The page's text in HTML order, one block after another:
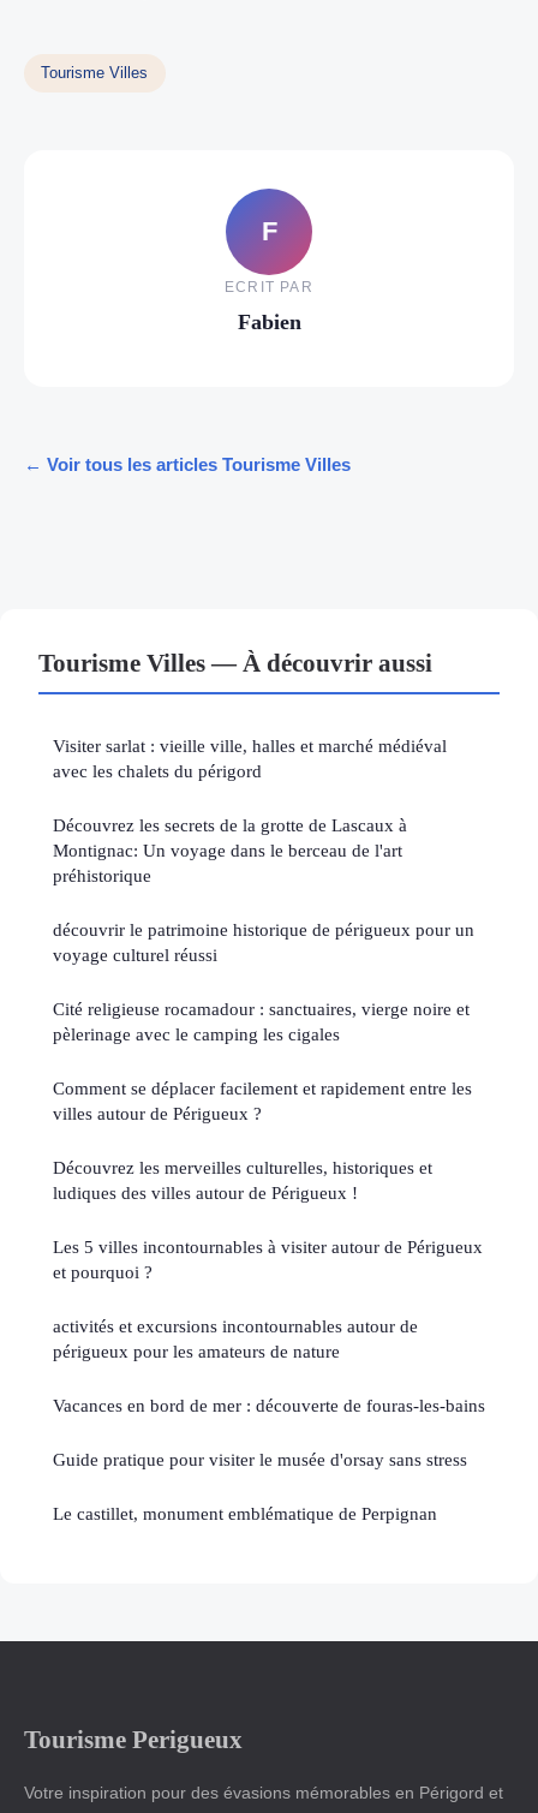
Tourisme Villes
F
ECRIT PAR
Fabien
← Voir tous les articles Tourisme Villes
Tourisme Villes — À découvrir aussi
Visiter sarlat : vieille ville, halles et marché médiéval
avec les chalets du périgord
Découvrez les secrets de la grotte de Lascaux à
Montignac: Un voyage dans le berceau de l'art
préhistorique
découvrir le patrimoine historique de périgueux pour un
voyage culturel réussi
Cité religieuse rocamadour : sanctuaires, vierge noire et
pèlerinage avec le camping les cigales
Comment se déplacer facilement et rapidement entre les
villes autour de Périgueux ?
Découvrez les merveilles culturelles, historiques et
ludiques des villes autour de Périgueux !
Les 5 villes incontournables à visiter autour de Périgueux
et pourquoi ?
activités et excursions incontournables autour de
périgueux pour les amateurs de nature
Vacances en bord de mer : découverte de fouras-les-bains
Guide pratique pour visiter le musée d'orsay sans stress
Le castillet, monument emblématique de Perpignan
Tourisme Perigueux
Votre inspiration pour des évasions mémorables en Périgord et